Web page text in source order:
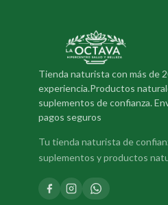
Tienda naturista con más de
experiencia.Productos
suplementos de confianza.
pagos seguros
Tu tienda naturista de
suplementos y productos